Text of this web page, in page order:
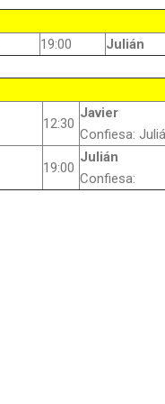
19:00 Julián
12:30
Javier
Confiesa:
19:00
Julián
Confiesa: